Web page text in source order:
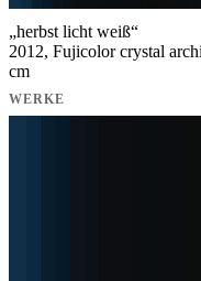
„herbst licht weiß“
2012, Fujicolor crystal
cm
WERKE